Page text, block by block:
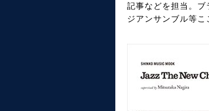
記事などを担当。
ジアンサンブル等こ